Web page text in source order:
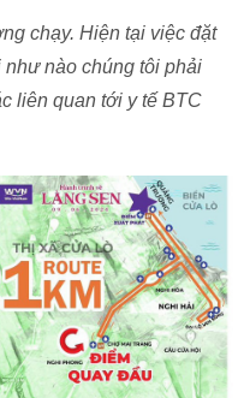
chạy. Hiện tại việc đặt
như nào chúng tôi phải
liên quan tới y tế BTC